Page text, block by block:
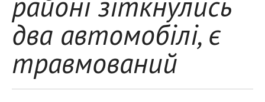
два автомобілі, є
травмований